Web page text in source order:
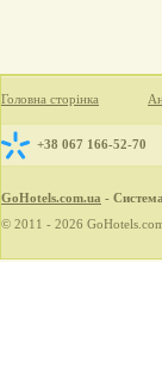
Головна сторінка
+38 067 166-52-70
GoHotels.com.ua -
© 2011 - 2026